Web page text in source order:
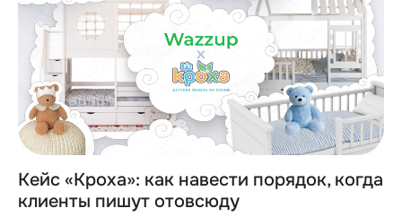
Кейс «Кроха»: как навести порядок, когда
клиенты пишут отовсюду